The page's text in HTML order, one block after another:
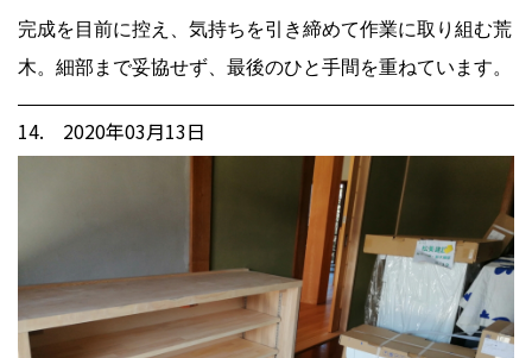
完成を目前に控え、気持ちを引き締めて作業に取り組む荒
木。細部まで妥協せず、最後のひと手間を重ねています。
14. 2020年03月13日